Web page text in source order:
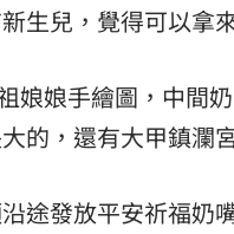
生兒，覺得可以拿
娘娘手繪圖，中間
的，還有大甲鎮瀾
途發放平安祈福奶